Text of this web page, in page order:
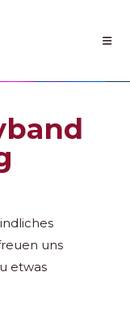
uns
etwas